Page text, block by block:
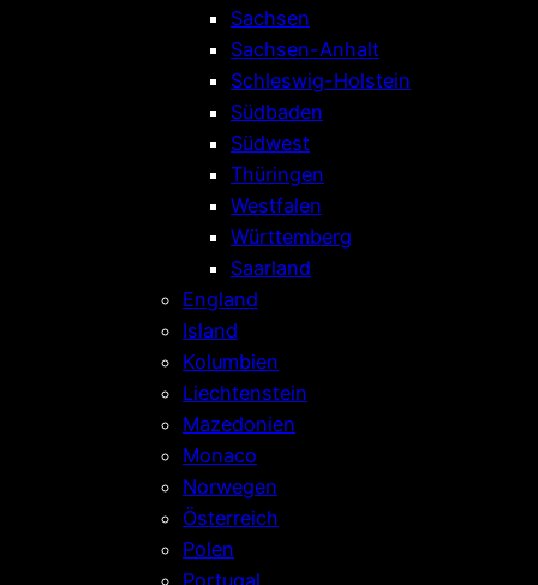
Sachsen
Sachsen-Anhalt
Schleswig-Holstein
Südbaden
Südwest
Thüringen
Westfalen
Württemberg
Saarland
England
Island
Kolumbien
Liechtenstein
Mazedonien
Monaco
Norwegen
Österreich
Polen
Portugal